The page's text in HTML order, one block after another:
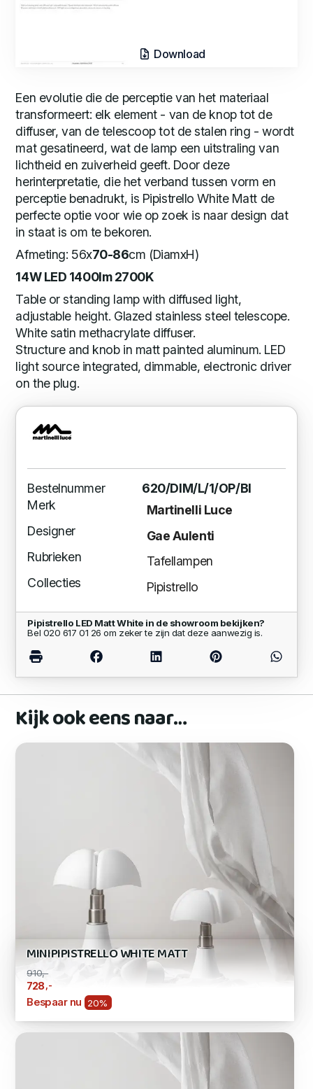
Download
Een evolutie die de perceptie van het materiaal
transformeert: elk element - van de knop tot de
diffuser, van de telescoop tot de stalen ring - wordt
mat gesatineerd, wat de lamp een uitstraling van
lichtheid en zuiverheid geeft. Door deze
herinterpretatie, die het verband tussen vorm en
perceptie benadrukt, is Pipistrello White Matt de
perfecte optie voor wie op zoek is naar design dat
in staat is om te bekoren.
Afmeting: 56x70-86cm (DiamxH)
14W LED 1400lm 2700K
Table or standing lamp with diffused light,
adjustable height. Glazed stainless steel telescope.
White satin methacrylate diffuser.
Structure and knob in matt painted aluminum. LED
light source integrated, dimmable, electronic driver
on the plug.
Bestelnummer
620/DIM/L/1/OP/BI
Merk
Martinelli Luce
Designer
Gae Aulenti
Rubrieken
Tafellampen
Collecties
Pipistrello
Pipistrello LED Matt White in de showroom bekijken?
Bel 020 617 01 26 om zeker te zijn dat deze aanwezig is.
Kijk ook eens naar…
MINIPIPISTRELLO WHITE MATT
910,-
728 ,-
Bespaar nu 20%